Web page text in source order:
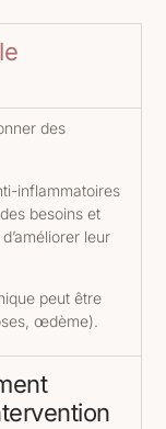
des
inflammatoires
besoins et
leur
peut être
œdème).